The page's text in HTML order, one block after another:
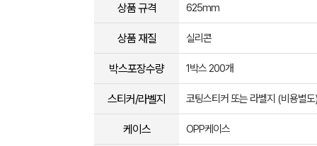
상품 규격 625mm
상품 재질 실리콘
박스포장수량 1박스 200개
스티커/라벨지 코팅스티커 또는 라벨지 (비용별도)
케이스 OPP케이스